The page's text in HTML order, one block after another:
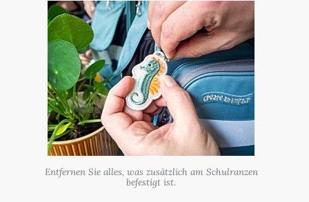
Entfernen Sie alles, was zusätzlich am Schulranzen
befestigt ist.